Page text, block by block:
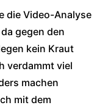
die Video-Analyse
gegen den
kein Kraut
verdammt viel
machen
mit dem